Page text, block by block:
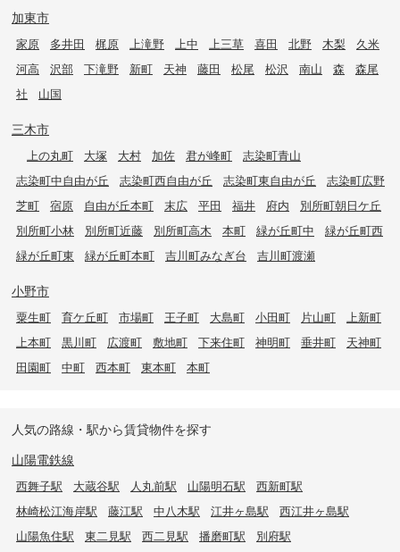
加東市
家原 多井田 梶原 上滝野 上中 上三草 喜田 北野 木梨
久米
河高
沢部 下滝野 新町 天神 藤田 松尾 松沢 南山 森
森尾
社
山国
三木市
上の丸町 大塚 大村 加佐 君が峰町
志染町青山
志染町中自由が丘
志染町西自由が丘 志染町東自由が丘
志染町広野
芝町
宿原 自由が丘本町 末広 平田 福井 府内
別所町朝日ケ丘
別所町小林
別所町近藤 別所町高木 本町 緑が丘町中
緑が丘町西
緑が丘町東
緑が丘町本町 吉川町みなぎ台 吉川町渡瀬
小野市
粟生町 育ケ丘町 市場町 王子町 大島町 小田町 片山町
上新町
上本町
黒川町 広渡町 敷地町 下来住町 神明町 垂井町
天神町
田園町
中町 西本町 東本町 本町
人気の路線・駅から賃貸物件を探す
山陽電鉄線
西舞子駅 大蔵谷駅 人丸前駅 山陽明石駅
西新町駅
林崎松江海岸駅
藤江駅 中八木駅 江井ヶ島駅
西江井ヶ島駅
山陽魚住駅
東二見駅 西二見駅 播磨町駅 別府駅